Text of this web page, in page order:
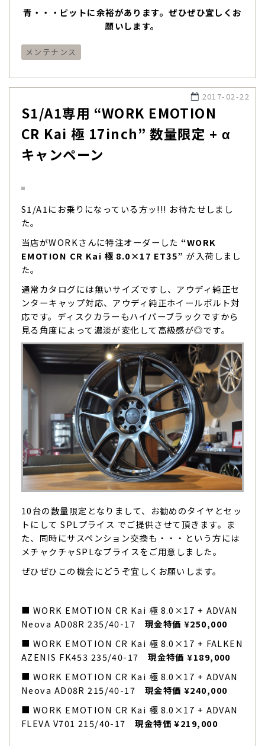
青・・・ピットに余裕があります。ぜひぜひ宜しくお
願いします。
メンテナンス
S1/A1専用 “WORK EMOTION
CR Kai 極 17inch” 数量限定 + α
キャンペーン
2017-02-22
S1/A1にお乗りになっている方ッ!!! お待たせしまし
た。
当店がWORKさんに特注オーダーした “WORK
EMOTION CR Kai 極 8.0×17 ET35” が入荷しまし
た。
通常カタログには無いサイズですし、アウディ純正セ
ンターキャップ対応、アウディ純正ホイールボルト対
応です。ディスクカラーもハイパーブラックですから
見る角度によって濃淡が変化して高級感が◎です。
10台の数量限定となりまして、お勧めのタイヤとセッ
トにして SPLプライス でご提供させて頂きます。ま
た、同時にサスペンション交換も・・・という方には
メチャクチャSPLなプライスをご用意しました。
ぜひぜひこの機会にどうぞ宜しくお願いします。
■ WORK EMOTION CR Kai 極 8.0×17 + ADVAN
Neova AD08R 235/40-17 現金特価 ¥250,000
■ WORK EMOTION CR Kai 極 8.0×17 + FALKEN
AZENIS FK453 235/40-17現金特価 ¥189,000
■ WORK EMOTION CR Kai 極 8.0×17 + ADVAN
Neova AD08R 215/40-17 現金特価 ¥240,000
■ WORK EMOTION CR Kai 極 8.0×17 + ADVAN
FLEVA V701 215/40-17現金特価 ¥219,000